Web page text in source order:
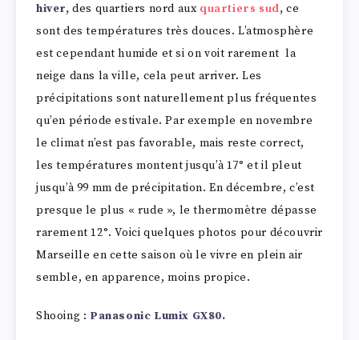
hiver,des quartiers nord aux quartiers sud,ce
sont des températures très douces. L’atmosphère
est cependant humide et si on voit rarement la
neige dans la ville, cela peut arriver. Les
précipitations sont naturellement plus fréquentes
qu’en période estivale. Par exemple en novembre
le climat n’est pas favorable, mais reste correct,
les températures montent jusqu’à 17° et il pleut
jusqu’à 99 mm de précipitation. En décembre, c’est
presque le plus « rude », le thermomètre dépasse
rarement 12°. Voici quelques photos pour découvrir
Marseille en cette saison où le vivre en plein air
semble, en apparence, moins propice.
Shooing : Panasonic Lumix GX80.